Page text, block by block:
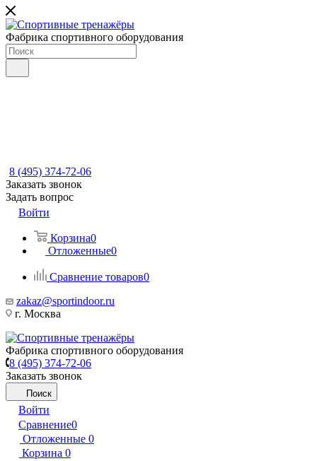
Фабрика спортивного оборудования
8 (495) 374-72-06
Заказать звонок
Задать вопрос
Войти
Корзина0
Отложенные0
Сравнение товаров0
zakaz@sportindoor.ru
г. Москва
Фабрика спортивного оборудования
8 (495) 374-72-06
Заказать звонок
Поиск
Войти
Сравнение0
Отложенные 0
Корзина 0